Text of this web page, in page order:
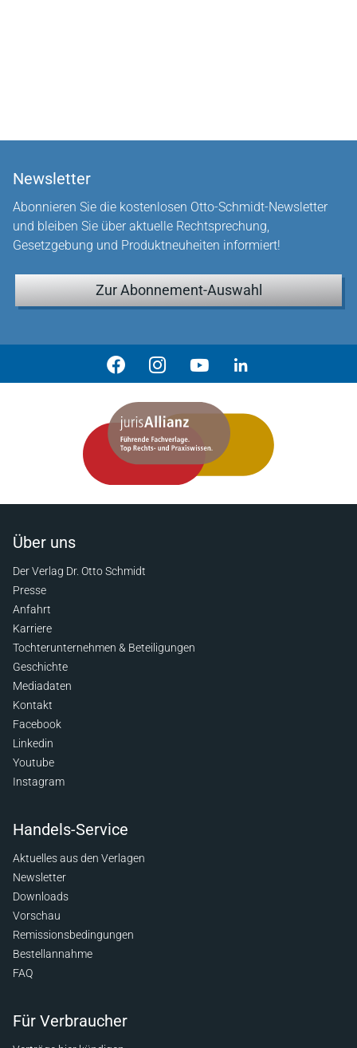
Newsletter
Abonnieren Sie die kostenlosen Otto-Schmidt-Newsletter
und bleiben Sie über aktuelle Rechtsprechung,
Gesetzgebung und Produktneuheiten informiert!
Zur Abonnement-Auswahl
Über uns
Der Verlag Dr. Otto Schmidt
Presse
Anfahrt
Karriere
Tochterunternehmen & Beteiligungen
Geschichte
Mediadaten
Kontakt
Facebook
Linkedin
Youtube
Instagram
Handels-Service
Aktuelles aus den Verlagen
Newsletter
Downloads
Vorschau
Remissionsbedingungen
Bestellannahme
FAQ
Für Verbraucher